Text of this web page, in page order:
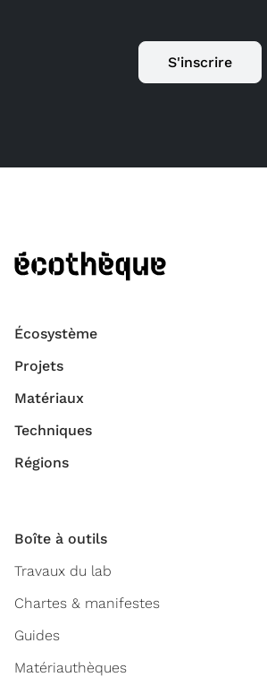
S'inscrire
Écosystème
Projets
Matériaux
Techniques
Régions
Boîte à outils
Travaux du lab
Chartes & manifestes
Guides
Matériauthèques